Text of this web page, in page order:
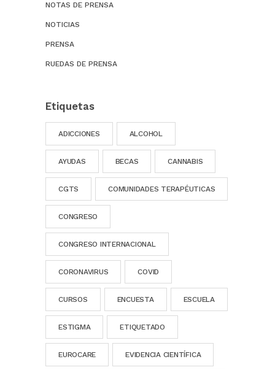
NOTAS DE PRENSA
NOTICIAS
PRENSA
RUEDAS DE PRENSA
Etiquetas
ADICCIONES ALCOHOL
AYUDAS BECAS CANNABIS
CGTS COMUNIDADES TERAPÉUTICAS
CONGRESO
CONGRESO INTERNACIONAL
CORONAVIRUS COVID
CURSOS ENCUESTA ESCUELA
ESTIGMA ETIQUETADO
EUROCARE EVIDENCIA CIENTÍFICA